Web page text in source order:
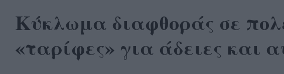
Κύκλωμα διαφθοράς σε
«ταρίφες» για άδειες και